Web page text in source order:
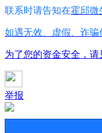
联系时请告知在霍邱微
如遇无效、虚假、诈
为了您的资金安全，
举报